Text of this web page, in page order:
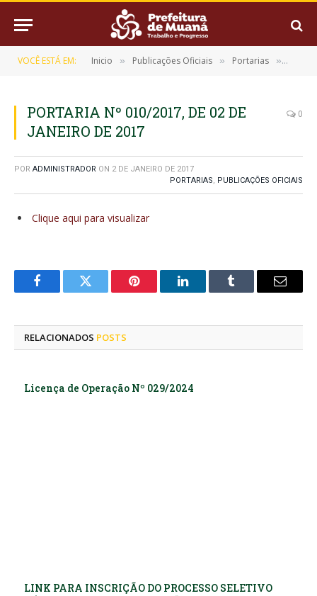
VOCÊ ESTÁ EM: Inicio » Publicações Oficiais » Portarias »
PORTARIA Nº 010/2017, DE 02 DE
JANEIRO DE 2017
0
POR ADMINISTRADOR ON 2 DE JANEIRO DE 2017
PORTARIAS, PUBLICAÇÕES OFICIAIS
Clique aqui para visualizar
FacebookTwitter Pinterest LinkedInTumblr
E-
RELACIONADOS POSTS
Licença de Operação Nº 029/2024
LINK PARA INSCRIÇÃO DO PROCESSO SELETIVO